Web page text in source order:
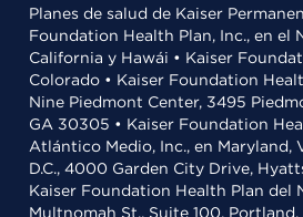
Planes de salud de Kaiser
Foundation Health Plan, Inc., en el
California y Hawái • Kaiser
Colorado • Kaiser Foundation
Nine Piedmont Center, 3495
GA 30305 • Kaiser Foundation
Atlántico Medio, Inc., en Maryland,
D.C., 4000 Garden City Drive,
Kaiser Foundation Health Plan del
Multnomah St., Suite 100, Portland,